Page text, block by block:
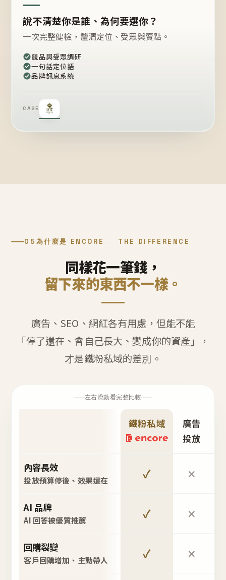
說不清楚你是誰、為何要選你？
一次完整健檢，釐清定位、受眾與賣點。
競品與受眾調研
一句話定位語
品牌訊息系統
CASE
05 為什麼是 ENCORE THE DIFFERENCE
同樣花一筆錢，
留下來的東西不一樣。
廣告、SEO、網紅各有用處，但能不能
「停了還在、會自己長大、變成你的資產」，
才是鐵粉私域的差別。
左右滑動看完整比較
鐵粉私域
廣告
投放
內容長效
投放預算停後、效果還在 ✓ ✕
AI 品牌
AI 回答被優質推薦 ✓ ✕
回購裂變
客戶回購增加、主動帶人 ✓ ✕